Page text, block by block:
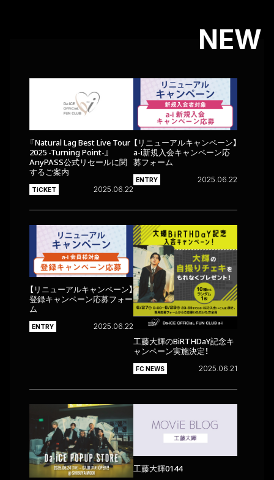
NEW
『Natural Lag Best Live Tour
2025 -Turning Point-』
AnyPASS公式リセールに関
するご案内
TiCKET 2025.06.22
【リニューアルキャンペーン】
a-i新規入会キャンペーン応
募フォーム
ENTRY 2025.06.22
【リニューアルキャンペーン】
登録キャンペーン応募フォー
ム
ENTRY 2025.06.22
工藤大輝のBiRTHDaY記念キ
ャンペーン実施決定！
FC NEWS 2025.06.21
工藤大輝0144